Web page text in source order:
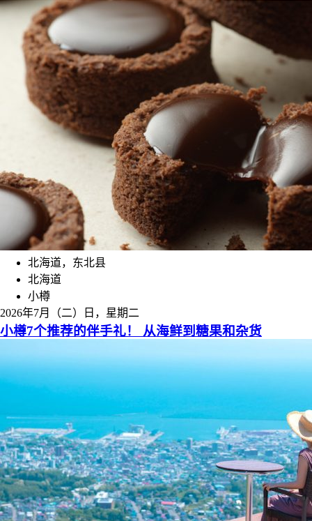
北海道，东北县
北海道
小樽
2026年7月（二）日，星期二
小樽7个推荐的伴手礼！ 从海鲜到糖果和杂货